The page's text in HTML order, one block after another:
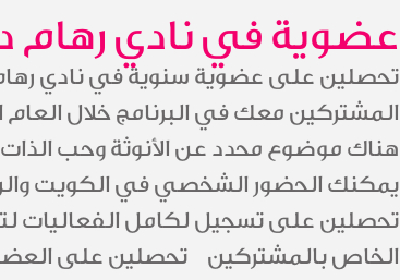
عضوية في نادي رهام
تحصلين على عضوية سنوية في نادي رهام
هناك موضوع محدد عن الأنوثة وحب
يمكنك الحضور الشخصي في الكويت
تحصلين على تسجيل لكامل الفعاليات
الخاص بالمشتركين تحصلين على